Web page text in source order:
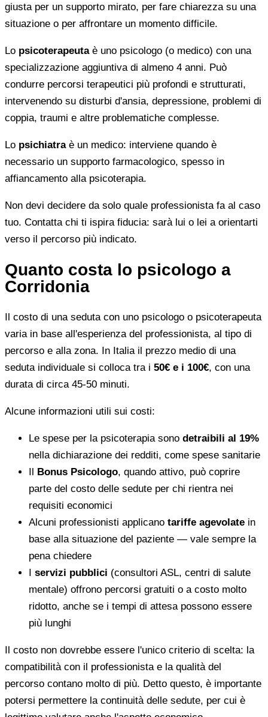
giusta per un supporto mirato, per fare chiarezza su una
situazione o per affrontare un momento difficile.
Lo psicoterapeutaè uno psicologo (o medico) con una
specializzazione aggiuntiva di almeno 4 anni. Può
condurre percorsi terapeutici più profondi e strutturati,
intervenendo su disturbi d'ansia, depressione, problemi di
coppia, traumi e altre problematiche complesse.
Lo psichiatraè un medico: interviene quando è
necessario un supporto farmacologico, spesso in
affiancamento alla psicoterapia.
Non devi decidere da solo quale professionista fa al caso
tuo. Contatta chi ti ispira fiducia: sarà lui o lei a orientarti
verso il percorso più indicato.
Quanto costa lo psicologo a
Corridonia
Il costo di una seduta con uno psicologo o psicoterapeuta
varia in base all'esperienza del professionista, al tipo di
percorso e alla zona. In Italia il prezzo medio di una
seduta individuale si colloca tra i 50€ e i 100€, con una
durata di circa 45-50 minuti.
Alcune informazioni utili sui costi:
Le spese per la psicoterapia sono detraibili al 19%
nella dichiarazione dei redditi, come spese sanitarie
Il Bonus Psicologo, quando attivo, può coprire
parte del costo delle sedute per chi rientra nei
requisiti economici
Alcuni professionisti applicano tariffe agevolate in
base alla situazione del paziente — vale sempre la
pena chiedere
I servizi pubblici (consultori ASL, centri di salute
mentale) offrono percorsi gratuiti o a costo molto
ridotto, anche se i tempi di attesa possono essere
più lunghi
Il costo non dovrebbe essere l'unico criterio di scelta: la
compatibilità con il professionista e la qualità del
percorso contano molto di più. Detto questo, è importante
potersi permettere la continuità delle sedute, per cui è